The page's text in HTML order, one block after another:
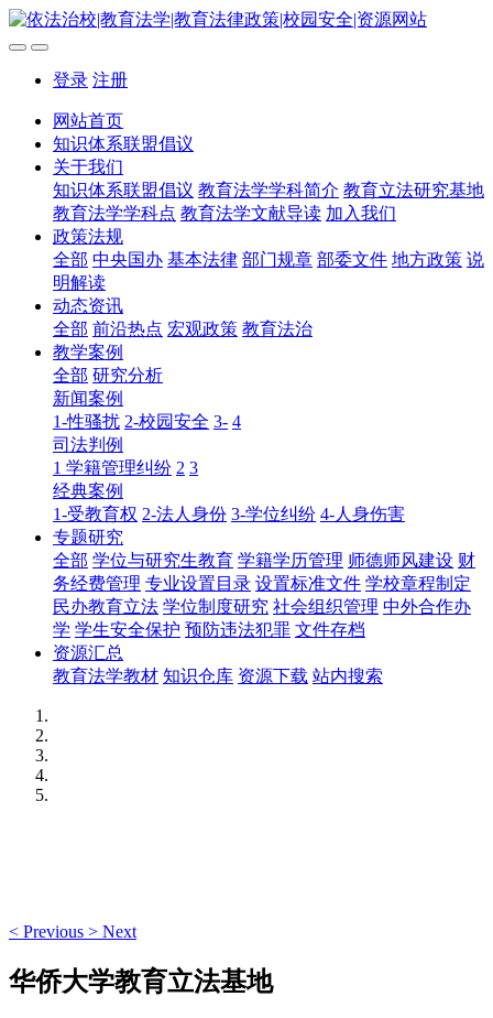
登录 注册
网站首页
知识体系联盟倡议
关于我们
知识体系联盟倡议 教育法学学科简介 教育立法研究基地
教育法学学科点 教育法学文献导读 加入我们
政策法规
全部 中央国办 基本法律 部门规章 部委文件 地方政策 说
明解读
动态资讯
全部 前沿热点 宏观政策 教育法治
教学案例
全部 研究分析
新闻案例
1-性骚扰 2-校园安全 3- 4
司法判例
1 学籍管理纠纷 2 3
经典案例
1-受教育权 2-法人身份 3-学位纠纷 4-人身伤害
专题研究
全部 学位与研究生教育 学籍学历管理 师德师风建设 财
务经费管理 专业设置目录 设置标准文件 学校章程制定
民办教育立法 学位制度研究 社会组织管理 中外合作办
学 学生安全保护 预防违法犯罪 文件存档
资源汇总
教育法学教材 知识仓库 资源下载 站内搜索
< Previous > Next
华侨大学教育立法基地